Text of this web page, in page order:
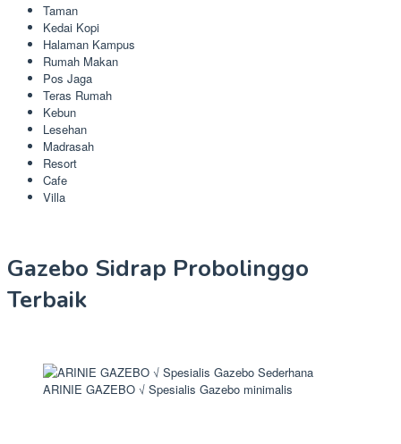
Taman
Kedai Kopi
Halaman Kampus
Rumah Makan
Pos Jaga
Teras Rumah
Kebun
Lesehan
Madrasah
Resort
Cafe
Villa
Gazebo Sidrap Probolinggo
Terbaik
ARINIE GAZEBO √ Spesialis Gazebo minimalis